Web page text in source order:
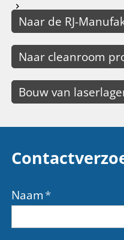
Naar de RJ-
Naar cleanroom
Bouw van
Naam*